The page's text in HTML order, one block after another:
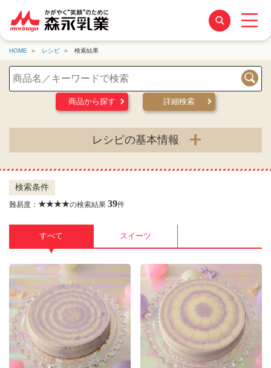
HOME レシピ 検索結果
検索
商品から探す
詳細検索
レシピの基本情報
検索条件
難易度： ★★★★の検索結果 39件
すべて
▼
スイーツ